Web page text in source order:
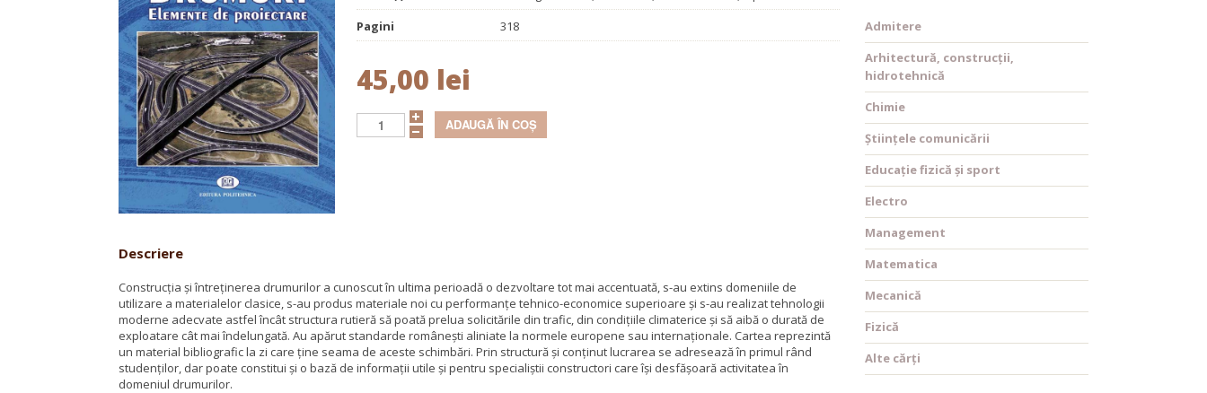
Pagini
318
45,00 lei
Descriere
Construcţia şi întreţinerea drumurilor a cunoscut în ultima perioadă o dezvoltare tot mai accentuată, s-au extins domeniile de
utilizare a materialelor clasice, s-au produs materiale noi cu performanţe tehnico-economice superioare şi s-au realizat tehnologii
moderne adecvate astfel încât structura rutieră să poată prelua solicitările din trafic, din condiţiile climaterice şi să aibă o durată de
exploatare cât mai îndelungată. Au apărut standarde româneşti aliniate la normele europene sau internaţionale. Cartea reprezintă
un material bibliografic la zi care ţine seama de aceste schimbări. Prin structură şi conţinut lucrarea se adresează în primul rând
studenţilor, dar poate constitui şi o bază de informaţii utile şi pentru specialiştii constructori care îşi desfăşoară activitatea în
domeniul drumurilor.
Admitere
Arhitectură, construcții,
hidrotehnică
Chimie
Științele comunicării
Educație fizică și sport
Electro
Management
Matematica
Mecanică
Fizică
Alte cărți